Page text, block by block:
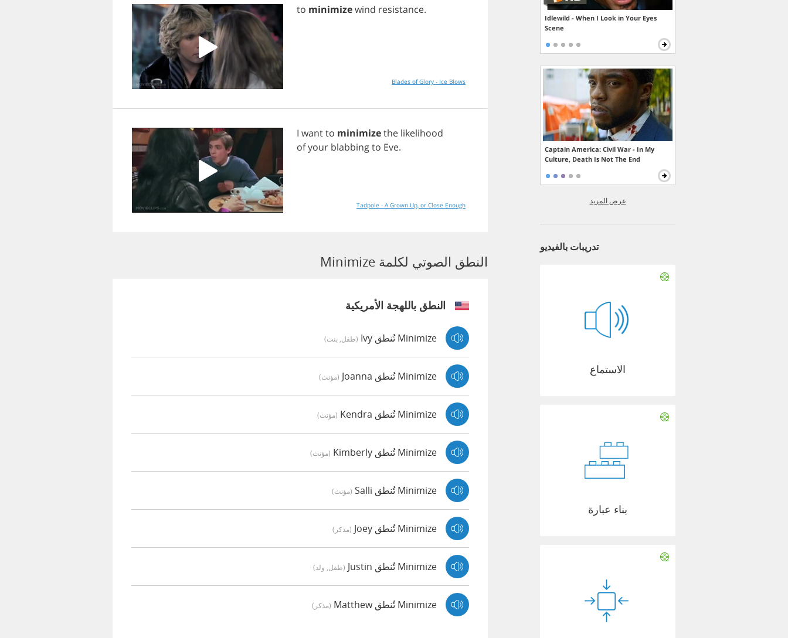
to minimizewind resistance.
Blades of Glory - Ice Blows
I wantto minimizethe likelihood
ofyour blabbingto Eve.
Tadpole - A Grown Up, or Close Enough
النطق الصوتي لكلمة Minimize
النطق باللهجة الأمريكية
Minimize تُنطق Ivy (طفل, بنت)
Minimize تُنطق Joanna (مؤنث)
Minimize تُنطق Kendra (مؤنث)
Minimize تُنطق Kimberly (مؤنث)
Minimize تُنطق Salli (مؤنث)
Minimize تُنطق Joey (مذكر)
Minimize تُنطق Justin (طفل, ولد)
Minimize تُنطق Matthew (مذكر)
Idlewild - When I Look in Your Eyes
Scene
Captain America: Civil War - In My
Culture, Death Is Not The End
عرض المزيد
تدريبات بالفيديو
الاستماع
بناء عبارة